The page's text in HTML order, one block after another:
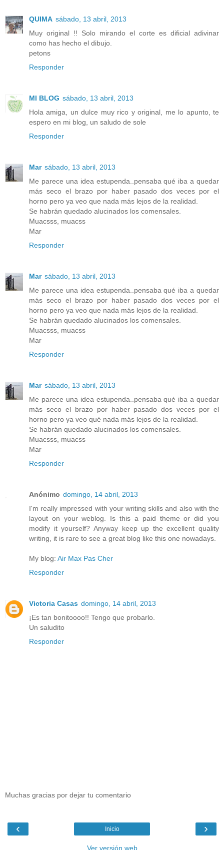
QUIMA sábado, 13 abril, 2013
Muy original !! Solo mirando el corte es dificial adivinar
como has hecho el dibujo.
petons
Responder
MI BLOG sábado, 13 abril, 2013
Hola amiga, un dulce muy rico y original, me lo apunto, te
espero en mi blog, un saludo de sole
Responder
Mar sábado, 13 abril, 2013
Me parece una idea estupenda..pensaba qué iba a quedar
más seco el brazo por haber pasado dos veces por el
horno pero ya veo que nada más lejos de la realidad.
Se habrán quedado alucinados los comensales.
Muacsss, muacss
Mar
Responder
Mar sábado, 13 abril, 2013
Me parece una idea estupenda..pensaba qué iba a quedar
más seco el brazo por haber pasado dos veces por el
horno pero ya veo que nada más lejos de la realidad.
Se habrán quedado alucinados los comensales.
Muacsss, muacss
Mar
Responder
Mar sábado, 13 abril, 2013
Me parece una idea estupenda..pensaba qué iba a quedar
más seco el brazo por haber pasado dos veces por el
horno pero ya veo qué nada más lejos de la realidad.
Se habrán quedado alucinados los comensales.
Muacsss, muacss
Mar
Responder
Anónimo domingo, 14 abril, 2013
I'm really impressed with your writing skills and also with the
layout on your weblog. Is this a paid theme or did you
modify it yourself? Anyway keep up the excellent quality
writing, it is rare to see a great blog like this one nowadays.
My blog: Air Max Pas Cher
Responder
Victoria Casas domingo, 14 abril, 2013
¡Es tan bonitoooo!! Tengo que probarlo.
Un saludito
Responder
Muchas gracias por dejar tu comentario
‹ ›
Inicio
Ver versión web